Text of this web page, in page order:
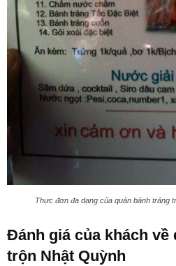
Thực đơn đa dạng của quán bánh tráng
Đánh giá của khách về
trộn Nhật Quỳnh